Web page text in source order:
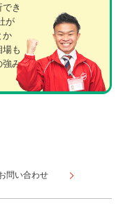
き
が
か
も
強み
問い合わせ